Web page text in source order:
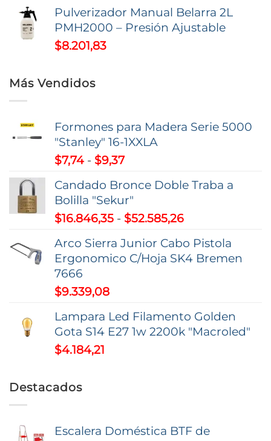
Pulverizador Manual Belarra 2L
PMH2000 – Presión Ajustable
$8.201,83
Más Vendidos
Formones para Madera Serie 5000
"Stanley" 16-1XXLA
$7,74 - $9,37Rango
precios:
desde
$7,74
hasta
$9,37
Candado Bronce Doble Traba a
Bolilla "Sekur"
$16.846,35 - $52.585,26Rango
precios:
desde
$52.585,26
Arco Sierra Junior Cabo Pistola
Ergonomico C/Hoja SK4 Bremen
7666
$9.339,08
Lampara Led Filamento Golden
Gota S14 E27 1w 2200k "Macroled"
$4.184,21
Destacados
Escalera Doméstica BTF de